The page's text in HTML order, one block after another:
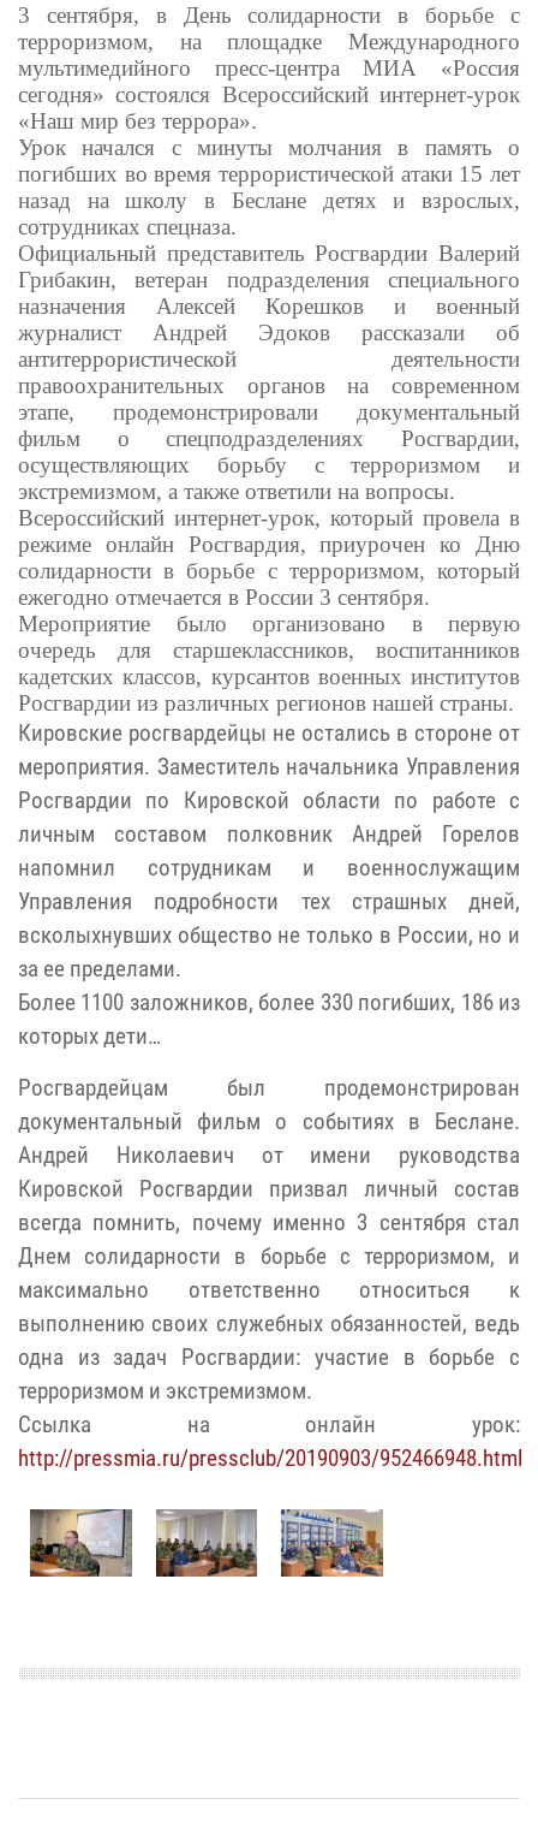
3 сентября, в День солидарности в борьбе с
терроризмом, на площадке Международного
мультимедийного пресс-центра МИА «Россия
сегодня» состоялся Всероссийский интернет-урок
«Наш мир без террора».
Урок начался с минуты молчания в память о
погибших во время террористической атаки 15 лет
назад на школу в Беслане детях и взрослых,
сотрудниках спецназа.
Официальный представитель Росгвардии Валерий
Грибакин, ветеран подразделения специального
назначения Алексей Корешков и военный
журналист Андрей Эдоков рассказали об
антитеррористической деятельности
правоохранительных органов на современном
этапе, продемонстрировали документальный
фильм о спецподразделениях Росгвардии,
осуществляющих борьбу с терроризмом и
экстремизмом, а также ответили на вопросы.
Всероссийский интернет-урок, который провела в
режиме онлайн Росгвардия, приурочен ко Дню
солидарности в борьбе с терроризмом, который
ежегодно отмечается в России 3 сентября.
Мероприятие было организовано в первую
очередь для старшеклассников, воспитанников
кадетских классов, курсантов военных институтов
Росгвардии из различных регионов нашей страны.
Кировские росгвардейцы не остались в стороне от
мероприятия. Заместитель начальника Управления
Росгвардии по Кировской области по работе с
личным составом полковник Андрей Горелов
напомнил сотрудникам и военнослужащим
Управления подробности тех страшных дней,
всколыхнувших общество не только в России, но и
за ее пределами.
Более 1100 заложников, более 330 погибших, 186 из
которых дети…
Росгвардейцам был продемонстрирован
документальный фильм о событиях в Беслане.
Андрей Николаевич от имени руководства
Кировской Росгвардии призвал личный состав
всегда помнить, почему именно 3 сентября стал
Днем солидарности в борьбе с терроризмом, и
максимально ответственно относиться к
выполнению своих служебных обязанностей, ведь
одна из задач Росгвардии: участие в борьбе с
терроризмом и экстремизмом.
Ссылка на онлайн урок:
http://pressmia.ru/pressclub/20190903/952466948.html